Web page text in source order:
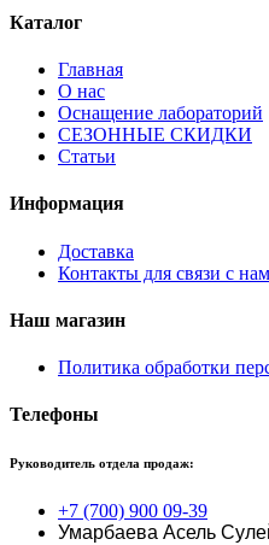
Каталог
Главная
О нас
Оснащение лабораторий
СЕЗОННЫЕ СКИДКИ
Статьи
Информация
Доставка
Контакты для связи с
Наш магазин
Политика обработки
Телефоны
Руководитель отдела продаж:
+7 (700) 900 09-39
Умарбаева Асель